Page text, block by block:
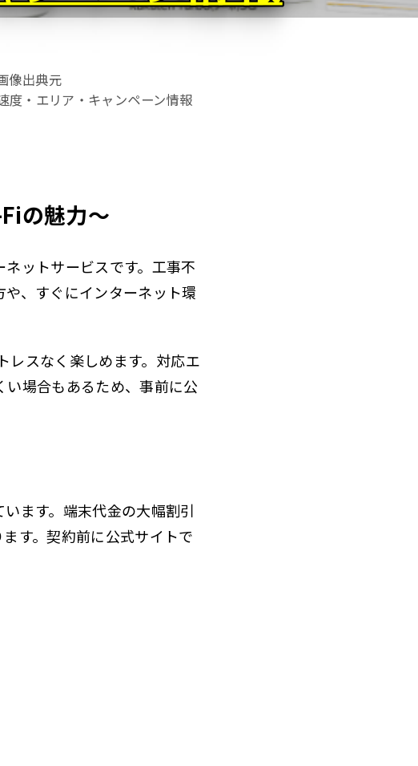
像出典元
度・エリア・キャンペーン情報
の魅力〜
ットサービスです。工事不
、すぐにインターネット環
レスなく楽しめます。対応エ
場合もあるため、事前に公
ます。端末代金の大幅割引
す。契約前に公式サイトで